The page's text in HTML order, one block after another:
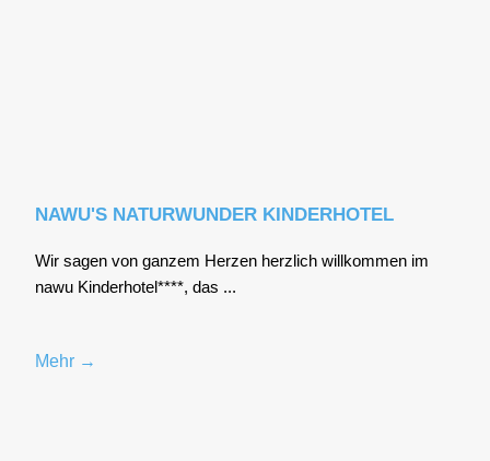
NAWU'S NATURWUNDER KINDERHOTEL
Wir sagen von gan­zem Her­zen herz­lich will­kom­men im
nawu Kin­der­ho­tel****, das ...
Mehr →